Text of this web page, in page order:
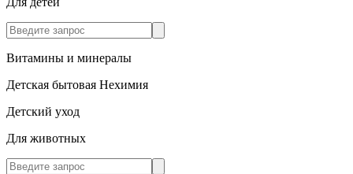
Витамины и минералы
Детская бытовая Нехимия
Детский уход
Для животных